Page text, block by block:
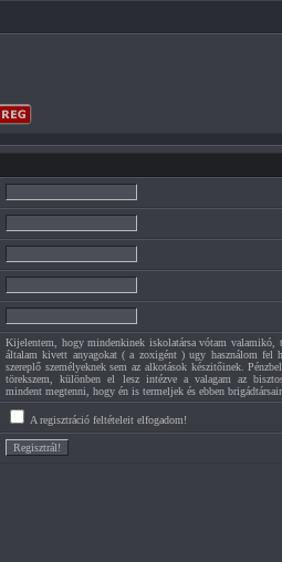
Kijelentem, hogy mindenkinek iskolatársa vótam valamikó,
általam kivett anyagokat ( a zoxigént ) ugy használom fel
szereplő személyeknek sem az alkotások készitőinek.
törekszem, különben el lesz intézve a valagam az
mindent megtenni, hogy én is termeljek és ebben
A regisztráció feltételeit elfogadom!